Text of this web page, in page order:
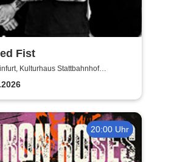
Fist
Kulturhaus Stattbahnhof
20:00 Uhr